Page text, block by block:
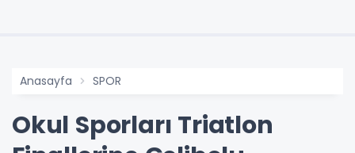
Anasayfa SPOR
Okul Sporları Triatlon